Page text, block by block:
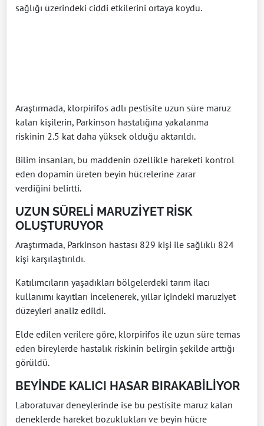
sağlığı üzerindeki ciddi etkilerini ortaya koydu.
Araştırmada, klorpirifos adlı pestisite uzun süre maruz
kalan kişilerin, Parkinson hastalığına yakalanma
riskinin 2.5 kat daha yüksek olduğu aktarıldı.
Bilim insanları, bu maddenin özellikle hareketi kontrol
eden dopamin üreten beyin hücrelerine zarar
verdiğini belirtti.
UZUN SÜRELİ MARUZİYET RİSK
OLUŞTURUYOR
Araştırmada, Parkinson hastası 829 kişi ile sağlıklı 824
kişi karşılaştırıldı.
Katılımcıların yaşadıkları bölgelerdeki tarım ilacı
kullanımı kayıtları incelenerek, yıllar içindeki maruziyet
düzeyleri analiz edildi.
Elde edilen verilere göre, klorpirifos ile uzun süre temas
eden bireylerde hastalık riskinin belirgin şekilde arttığı
görüldü.
BEYİNDE KALICI HASAR BIRAKABİLİYOR
Laboratuvar deneylerinde ise bu pestisite maruz kalan
deneklerde hareket bozuklukları ve beyin hücre